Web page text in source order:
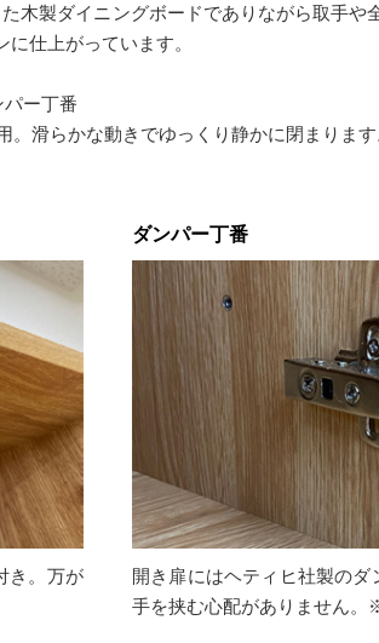
木製ダイニングボードでありながら取手や
仕上がっています。
ー丁番
滑らかな動きでゆっくり静かに閉まります
き。万が
ダンパー丁番
開き扉にはヘティヒ社製の
手を挟む心配がありません。